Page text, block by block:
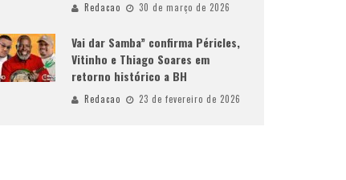
Redacao 30 de março de 2026
Vai dar Samba” confirma Péricles,
Vitinho e Thiago Soares em
retorno histórico a BH
Redacao 23 de fevereiro de 2026